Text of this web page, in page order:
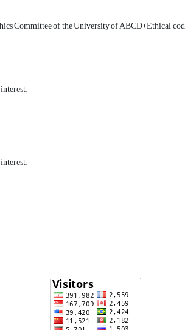
Committee of the University of ABCD (Ethical